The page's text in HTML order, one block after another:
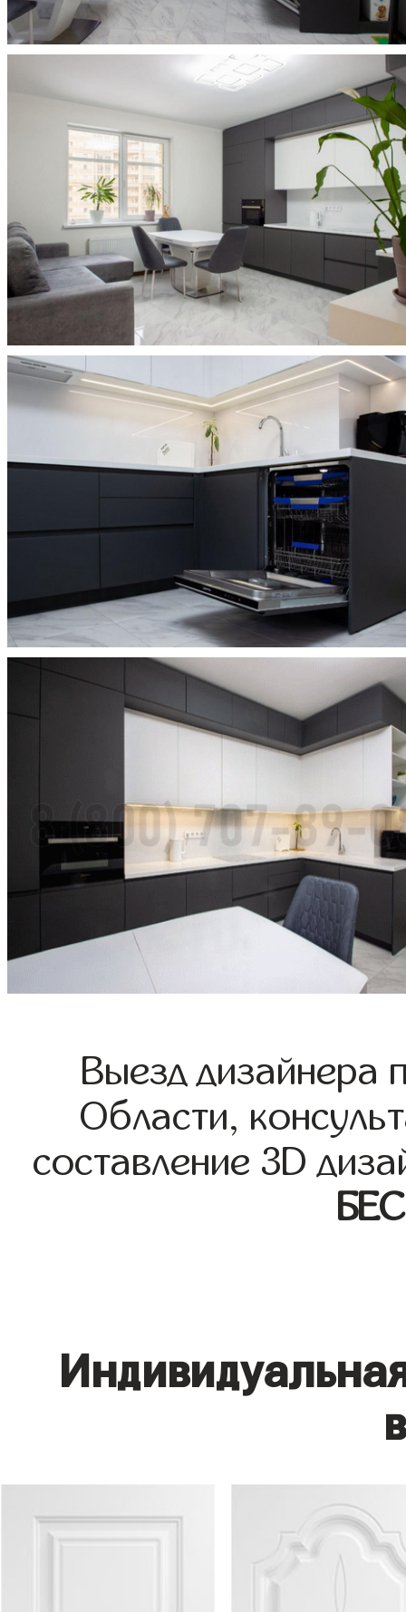
Выезд дизайнера
Области,
составление 3D